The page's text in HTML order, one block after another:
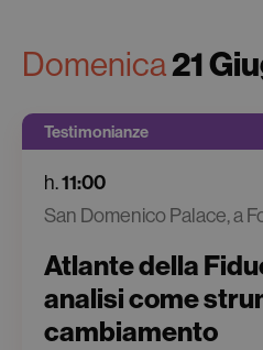
Domenica21
Testimonianze
h.11:00
San Domenico Palace, a
Atlante della
analisi come
cambiamento